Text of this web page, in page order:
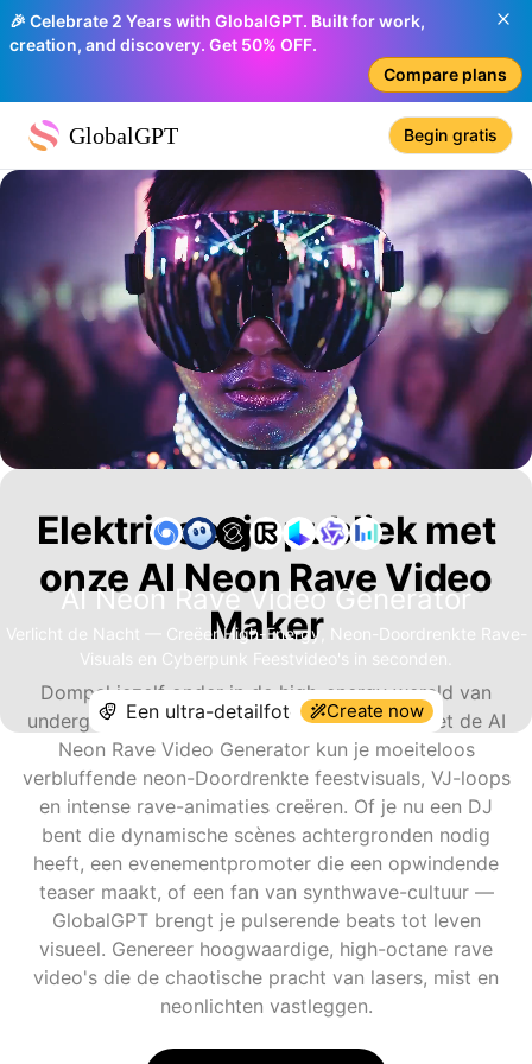
🎉 Celebrate 2 Years with GlobalGPT. Built for work,
creation, and discovery. Get 50% OFF.
Compare plans
GlobalGPT Begin gratis
AI Neon Rave Video Generator
Verlicht de Nacht — Creëer High-Energy, Neon-Doordrenkte Rave-
Visuals en Cyberpunk Feestvideo's in seconden.
Create now
Elektriseer je publiek met
onze AI Neon Rave Video
Maker
Dompel jezelf onder in de high-energy wereld van
underground EDM en cyberpunk-esthetiek. Met de AI
Neon Rave Video Generator kun je moeiteloos
verbluffende neon-Doordrenkte feestvisuals, VJ-loops
en intense rave-animaties creëren. Of je nu een DJ
bent die dynamische scènes achtergronden nodig
heeft, een evenementpromoter die een opwindende
teaser maakt, of een fan van synthwave-cultuur —
GlobalGPT brengt je pulserende beats tot leven
visueel. Genereer hoogwaardige, high-octane rave
video's die de chaotische pracht van lasers, mist en
neonlichten vastleggen.